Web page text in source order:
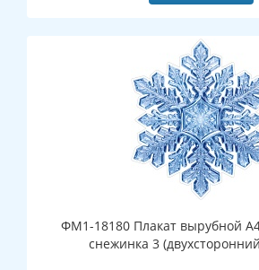
ФМ1-18180 Плакат вырубной
снежинка 3